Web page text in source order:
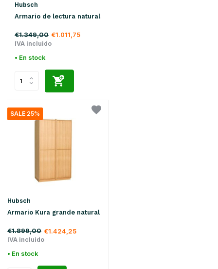
Hubsch
Armario de lectura natural
€1.349,00 €1.011,75
IVA incluido
• En stock
SALE 25%
Hubsch
Armario Kura grande natural
€1.899,00 €1.424,25
IVA incluido
• En stock